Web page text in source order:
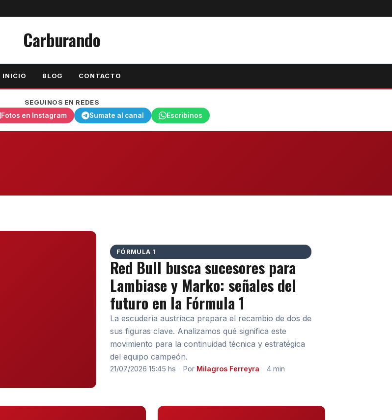
Carburando
INICIO BLOG CONTACTO
SEGUINOS EN REDES
Fotos en Instagram Sumate al canal Escribinos
FÓRMULA 1
Red Bull busca sucesores para
Lambiase y Marko: señales del
futuro en la Fórmula 1
La escudería austríaca prepara el recambio de dos de
sus figuras clave. Analizamos qué significa este
movimiento para la continuidad técnica y estratégica
del equipo campeón.
21/07/2026 15:45 hs · Por Milagros Ferreyra · 4 min